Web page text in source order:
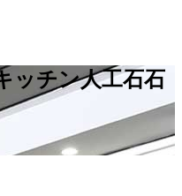
ッチン人工石石